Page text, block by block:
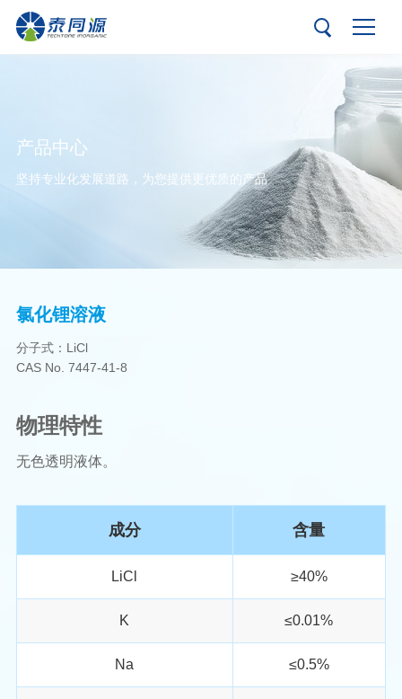
产品中心
坚持专业化发展道路，为您提供更优质的产品
氯化锂溶液
分子式：LiCl
CAS No. 7447-41-8
物理特性
无色透明液体。
成分 含量
LiCl ≥40%
K ≤0.01%
Na ≤0.5%